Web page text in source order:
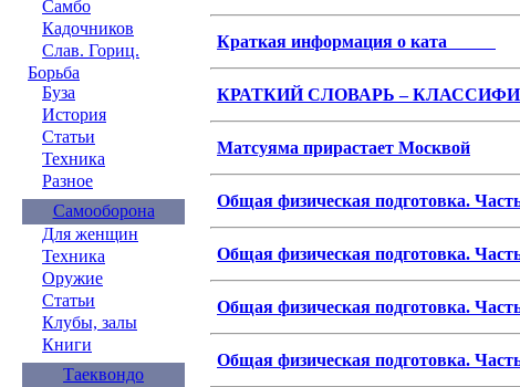
Самбо
Кадочников
Слав. Гориц.
Борьба
Буза
История
Статьи
Техника
Разное
Самооборона
Для женщин
Техника
Оружие
Статьи
Клубы, залы
Книги
Таеквондо
Краткая информация о ката
КРАТКИЙ СЛОВАРЬ –
Матсуяма прирастает Москвой
Общая физическая подготовка.
Общая физическая подготовка.
Общая физическая подготовка.
Общая физическая подготовка.